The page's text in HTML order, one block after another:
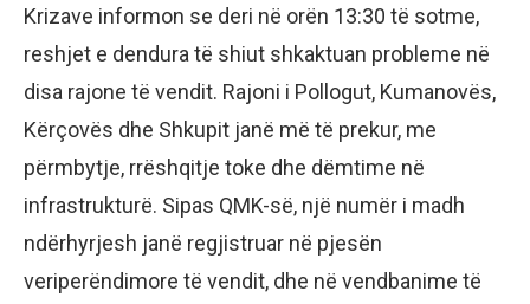
Krizave informon se deri në orën 13:30 të sotme,
reshjet e dendura të shiut shkaktuan probleme në
disa rajone të vendit. Rajoni i Pollogut, Kumanovës,
Kërçovës dhe Shkupit janë më të prekur, me
përmbytje, rrëshqitje toke dhe dëmtime në
infrastrukturë. Sipas QMK-së, një numër i madh
ndërhyrjesh janë regjistruar në pjesën
veriperëndimore të vendit, dhe në vendbanime të